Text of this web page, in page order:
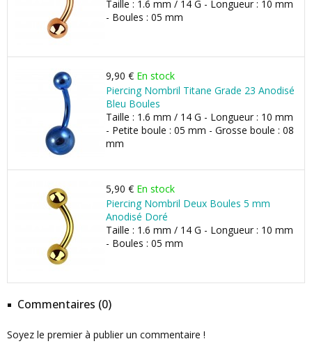
Taille : 1.6 mm / 14 G - Longueur : 10 mm
- Boules : 05 mm
9,90 € En stock
Piercing Nombril Titane Grade 23 Anodisé
Bleu Boules
Taille : 1.6 mm / 14 G - Longueur : 10 mm
- Petite boule : 05 mm - Grosse boule : 08
mm
5,90 € En stock
Piercing Nombril Deux Boules 5 mm
Anodisé Doré
Taille : 1.6 mm / 14 G - Longueur : 10 mm
- Boules : 05 mm
Commentaires (0)
Soyez le premier à publier un commentaire !